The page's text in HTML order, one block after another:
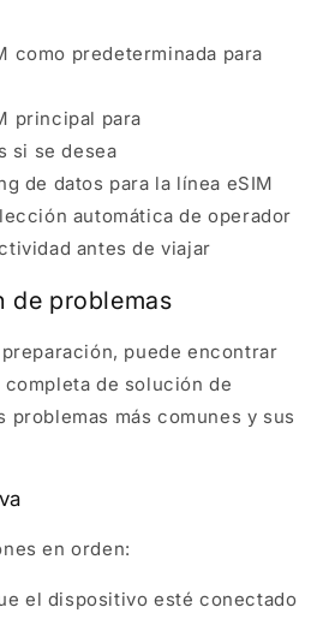
como predeterminada para
principal para
si se desea
de datos para la línea eSIM
automática de operador
antes de viajar
de problemas
puede encontrar
completa de solución de
problemas más comunes y sus
en orden:
el dispositivo esté conectado